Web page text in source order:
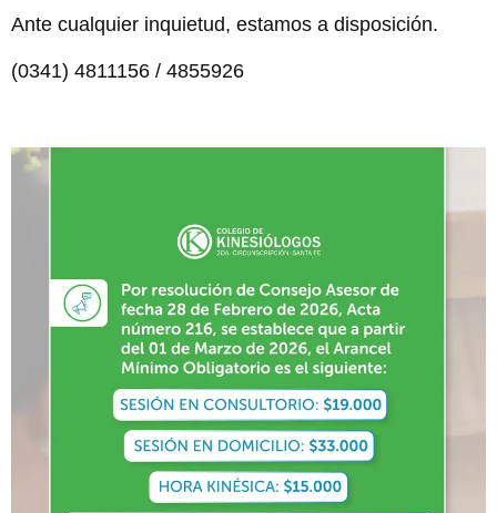
Ante cualquier inquietud, estamos a disposición.
(0341) 4811156 / 4855926